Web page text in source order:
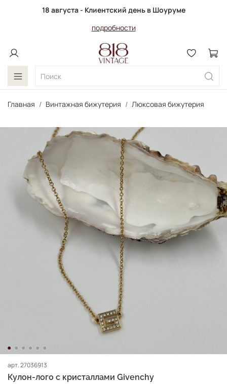
18 августа - Клиентский день в Шоуруме
подробности
Главная Винтажная бижутерия Люксовая бижутерия
арт.27036913
Кулон-лого с кристаллами Givenchy